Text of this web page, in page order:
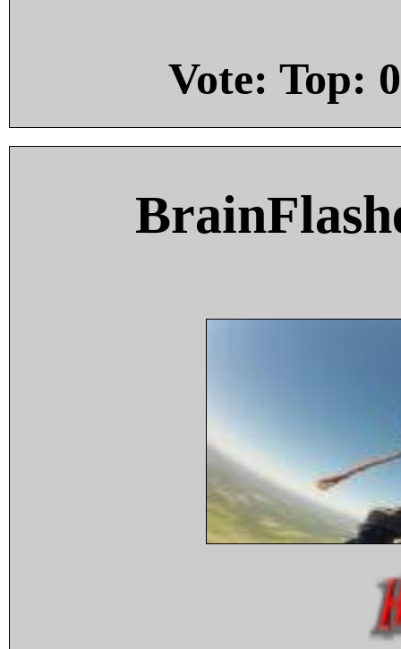
Vote: Top: 0